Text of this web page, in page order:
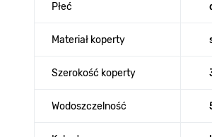
Płeć
Materiał koperty
Szerokość koperty
Wodoszczelność